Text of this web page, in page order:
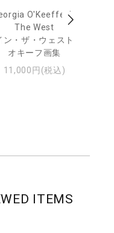
O'Keeffe: In
The West
ン・ザ・ウェスト
オキーフ画集
11,000円(税込)
ITEMS